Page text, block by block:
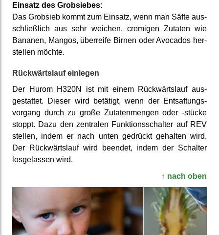
Einsatz des Grob­siebes:
Das Grobsieb kommt zum Einsatz, wenn man Säfte aus­
schließ­lich aus sehr weichen, cremigen Zutaten wie
Bananen, Mangos, über­reife Birnen oder Avocados her­
stellen möchte.
Rückwärts­lauf einlegen
Der Hurom H320N ist mit einem Rück­wärts­lauf aus­
gestattet. Dieser wird betätigt, wenn der Ent­saftungs­
vorgang durch zu große Zutaten­mengen oder -stücke
stoppt. Dazu den zentralen Funktions­schalter auf REV
stellen, indem er nach unten gedrückt gehalten wird.
Der Rück­wärts­lauf wird beendet, indem der Schalter
los­gelassen wird.
↑ nach oben